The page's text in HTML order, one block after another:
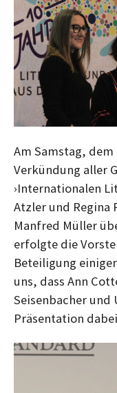
Am Samstag,
Verkündung aller
›Internationalen
Atzler und Regina
Manfred Müller
erfolgte die
Beteiligung
uns, dass Ann
Seisenbacher und
Präsentation